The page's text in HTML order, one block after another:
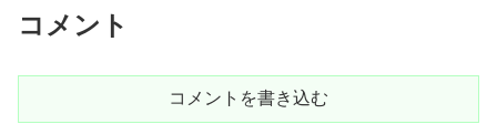
コメント
コメントを書き込む